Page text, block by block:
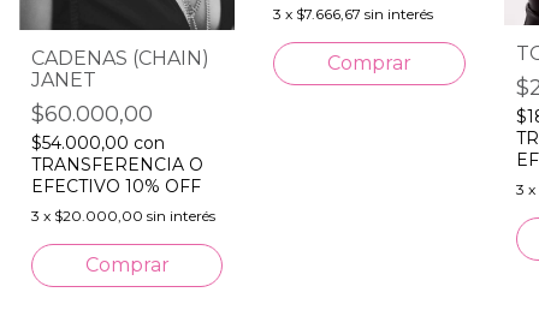
CADENAS (CHAIN)
JANET
$60.000,00
$54.000,00 con
TRANSFERENCIA O
EFECTIVO 10% OFF
3 x $20.000,00 sin interés
3 x $7.666,67 sin interés
3 x